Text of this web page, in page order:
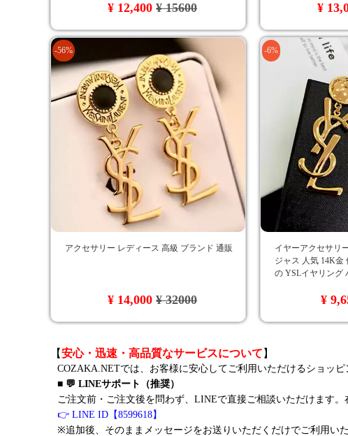
¥ 12,400¥ 15600 ¥
-56%
アクセサリー レディース 高級 ブランド 通販
¥ 14,000¥ 32000
-6%
イヤーアクセサリ
ジャス 人気 14K金
の YSLイヤリング
¥
【安心・迅速・高品質なサービスについて 】
COZAKA.NETでは、お客様に安心してご利用いただけるショッピ
■ 💬 LINEサポート（推奨）
ご注文前・ご注文後を問わず、LINEで直接ご相談いただけます
👉 LINE ID【8599618】
※追加後、そのままメッセージをお送りいただくだけでご利用いた